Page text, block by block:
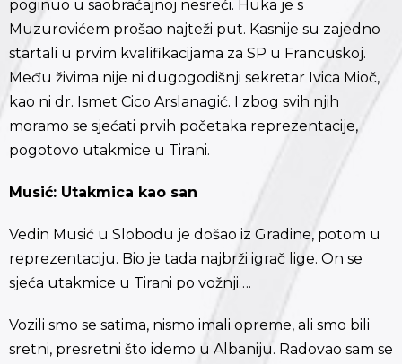
poginuo u saobraćajnoj nesreći. Huka je s
Muzurovićem prošao najteži put. Kasnije su zajedno
startali u prvim kvalifikacijama za SP u Francuskoj.
Među živima nije ni dugogodišnji sekretar Ivica Mioč,
kao ni dr. Ismet Cico Arslanagić. I zbog svih njih
moramo se sjećati prvih početaka reprezentacije,
pogotovo utakmice u Tirani.
Musić: Utakmica kao san
Vedin Musić u Slobodu je došao iz Gradine, potom u
reprezentaciju. Bio je tada najbrži igrač lige. On se
sjeća utakmice u Tirani po vožnji….
Vozili smo se satima, nismo imali opreme, ali smo bili
sretni, presretni što idemo u Albaniju. Radovao sam se